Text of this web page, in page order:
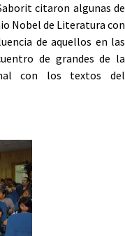
citaron algunas de
Nobel de Literatura con
de aquellos en las
de grandes de la
con los textos del